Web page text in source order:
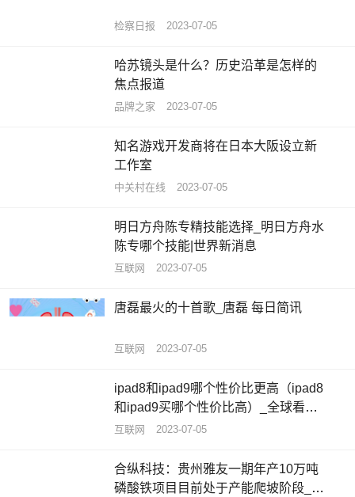
检察日报 2023-07-05
哈苏镜头是什么？历史沿革是怎样的
焦点报道
品牌之家 2023-07-05
知名游戏开发商将在日本大阪设立新
工作室
中关村在线 2023-07-05
明日方舟陈专精技能选择_明日方舟水
陈专哪个技能|世界新消息
互联网 2023-07-05
唐磊最火的十首歌_唐磊 每日简讯
互联网 2023-07-05
ipad8和ipad9哪个性价比更高（ipad8
和ipad9买哪个性价比高）_全球看热
讯
互联网 2023-07-05
合纵科技：贵州雅友一期年产10万吨
磷酸铁项目目前处于产能爬坡阶段_每